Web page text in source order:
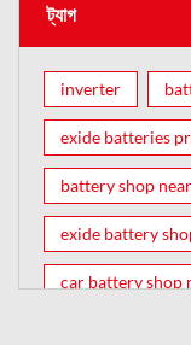
ট্যাগ
inverter
exide batteries
battery shop
exide battery
car battery shop